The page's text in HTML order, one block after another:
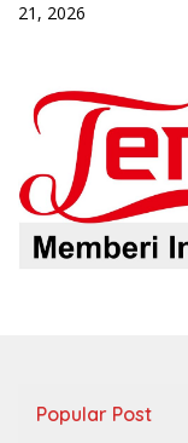
21, 2026
Popular Post